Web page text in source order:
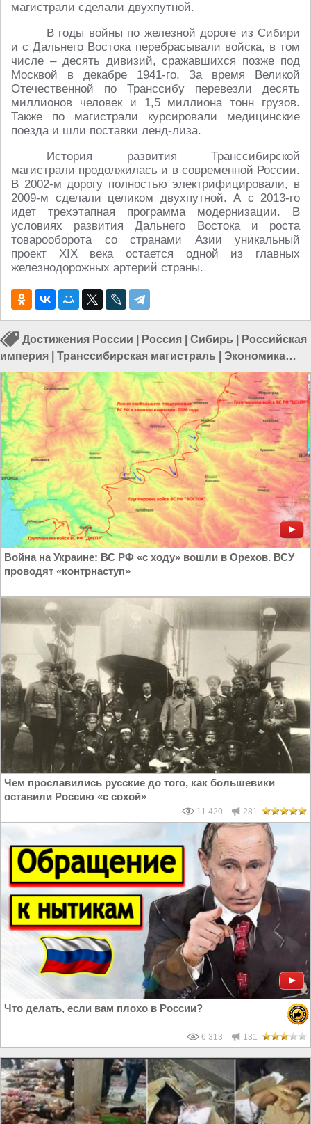
магистрали сделали двухпутной.
В годы войны по железной дороге из Сибири
и с Дальнего Востока перебрасывали войска, в том
числе – десять дивизий, сражавшихся позже под
Москвой в декабре 1941-го. За время Великой
Отечественной по Транссибу перевезли десять
миллионов человек и 1,5 миллиона тонн грузов.
Также по магистрали курсировали медицинские
поезда и шли поставки ленд-лиза.
История развития Транссибирской
магистрали продолжилась и в современной России.
В 2002-м дорогу полностью электрифицировали, в
2009-м сделали целиком двухпутной. А с 2013-го
идет трехэтапная программа модернизации. В
условиях развития Дальнего Востока и роста
товарооборота со странами Азии уникальный
проект XIX века остается одной из главных
железнодорожных артерий страны.
Достижения России Россия Сибирь
Российская
империя
Транссибирская магистраль
Экономика
России|Экономика в России
Война на Украине: ВС РФ «с ходу» вошли в Орехов. ВСУ
проводят «контрнаступ»
Чем прославились русские до того, как большевики
оставили Россию «с сохой»
11 420 281
Что делать, если вам плохо в России?
6 313 131